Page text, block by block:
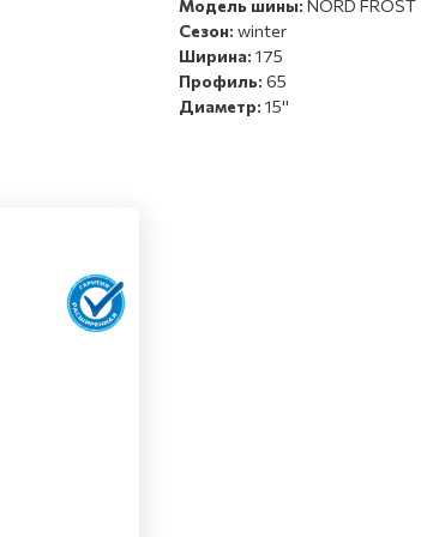
Модель шины:NORD FROST
Сезон:winter
Ширина:175
Профиль:65
Диаметр:15''